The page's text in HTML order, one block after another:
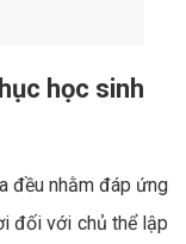
học sinh
đều nhằm đáp ứng
đối với chủ thể lập